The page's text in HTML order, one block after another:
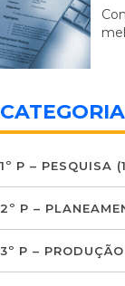
1º P – PESQUISA
2º P –
3º P – PRODUÇÃO